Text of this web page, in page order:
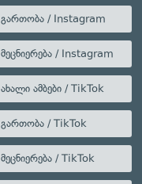
გართობა / Instagram
მეცნიერება / Instagram
ახალი ამბები / TikTok
გართობა / TikTok
მეცნიერება / TikTok